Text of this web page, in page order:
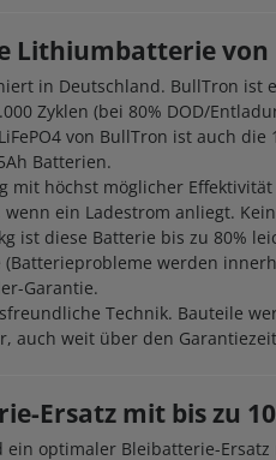
Lithiumbatterie von
in Deutschland. BullTron
Zyklen (bei 80% DOD/
von BullTron ist auch
Batterien.
mit höchst möglicher
wenn ein Ladestrom anliegt.
ist diese Batterie bis zu 80%
(Batterieprobleme werden
Garantie.
Technik. Bauteile
auch weit über den
Ersatz mit bis zu
ein optimaler Bleibatterie-